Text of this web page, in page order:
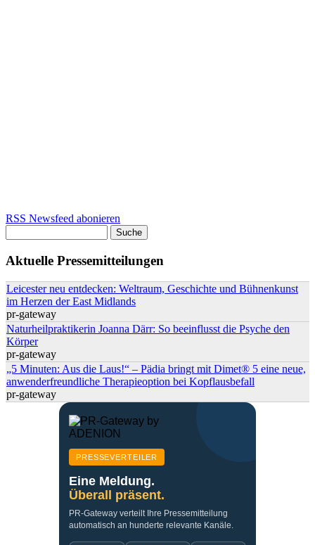
RSS Newsfeed abonieren
Aktuelle Pressemitteilungen
Leicester neu entdecken: Weltraum, Geschichte und Bühnenkunst
im Herzen der East Midlands
pr-gateway
Naturheilpraktikerin Joanna Därr: So beeinflusst die Psyche den
Körper
pr-gateway
„5 Minuten: Aus die Laus!“ – Pädia bringt mit Dimet® 5 eine neue,
anwenderfreundliche Therapieoption bei Kopflausbefall
pr-gateway
PRESSEVERTEILER
Eine Meldung.
Überall präsent.
PR-Gateway verteilt Ihre Pressemitteilung
automatisch an hunderte relevante Kanäle.